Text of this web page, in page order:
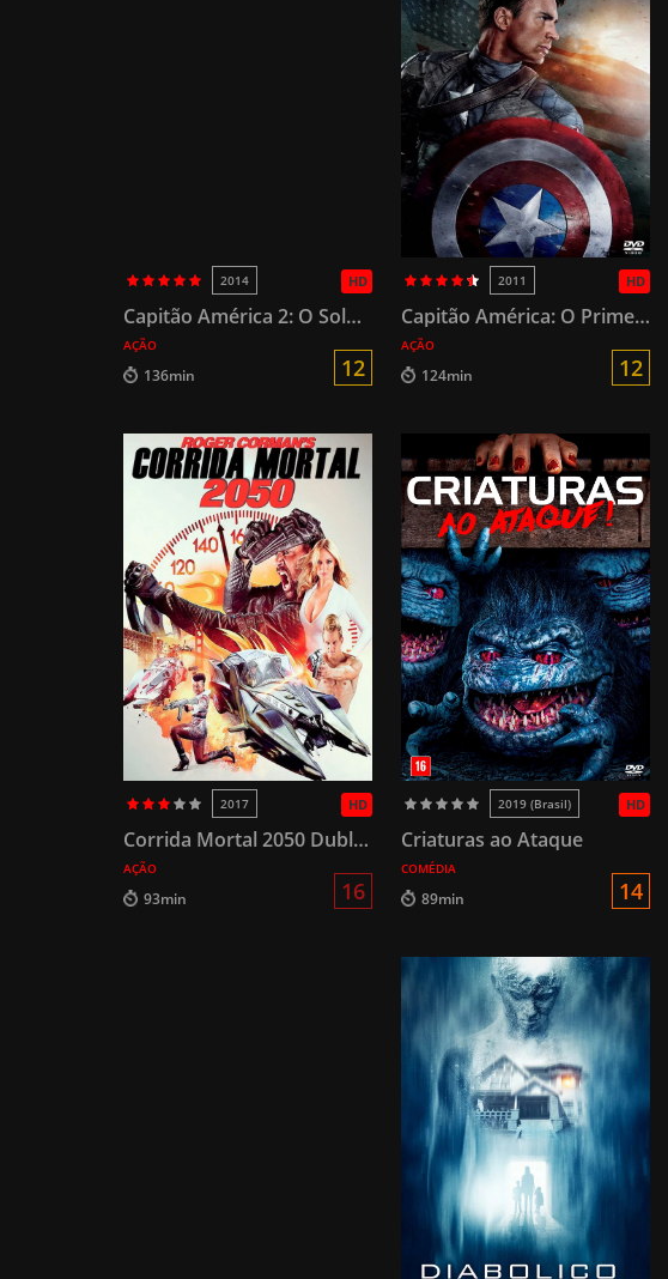
HD
2014
Capitão América 2: O Soldado Invernal
AÇÃO
136min 12
HD
2011
Capitão América: O Primeiro Vingador
AÇÃO
124min 12
HD
2017
Corrida Mortal 2050 Dublado
AÇÃO
93min 16
HD
2019 (Brasil)
Criaturas ao Ataque
COMÉDIA
89min 14